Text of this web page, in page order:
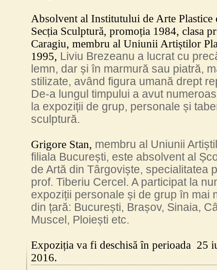
Absolvent al Institutului de Arte Plastice
Secția Sculptură, promoția 1984, clasa
Caragiu, membru al Uniunii Artiștilor
1995, Liviu Brezeanu a lucrat cu
lemn, dar și în marmură sau piatră,
stilizate, având figura umană drept
De-a lungul timpului a avut
la expoziții de grup, personale și
sculptură.
Grigore Stan, membru al Uniunii
filiala București, este absolvent al
de Artă din Târgoviște, specialitatea
prof. Tiberiu Cercel. A participat la
expoziții personale și de grup în mai
din țară: București, Brașov, Sinaia,
Muscel, Ploiești etc.
Expoziția va fi deschisă în perioada 25
2016.